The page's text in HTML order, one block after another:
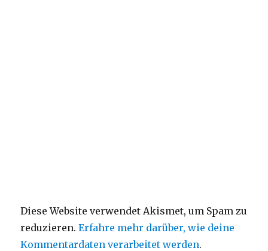
Diese Website verwendet Akismet, um Spam zu
reduzieren.Erfahre mehr darüber, wie deine
Kommentardaten verarbeitet werden.